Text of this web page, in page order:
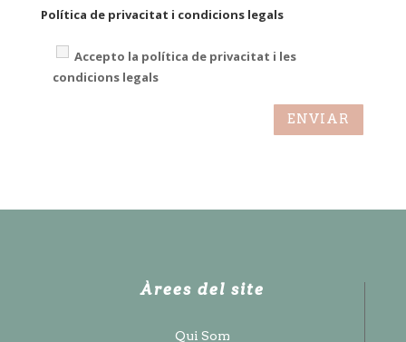
Política de privacitat i condicions legals
Accepto la política de privacitat i les
condicions legals
ENVIAR
Àrees del site
Qui Som